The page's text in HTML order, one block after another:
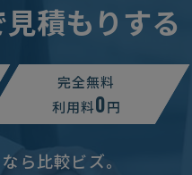
積もりする
完全無料
利用料0円
ら比較ビズ。